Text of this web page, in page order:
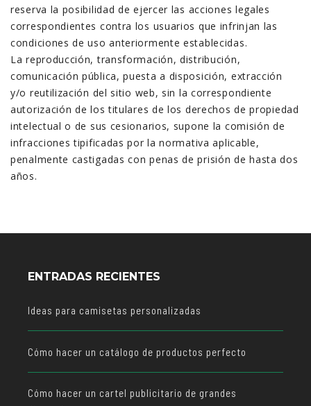
reserva la posibilidad de ejercer las acciones legales
correspondientes contra los usuarios que infrinjan las
condiciones de uso anteriormente establecidas.
La reproducción, transformación, distribución,
comunicación pública, puesta a disposición, extracción
y/o reutilización del sitio web, sin la correspondiente
autorización de los titulares de los derechos de propiedad
intelectual o de sus cesionarios, supone la comisión de
infracciones tipificadas por la normativa aplicable,
penalmente castigadas con penas de prisión de hasta dos
años.
ENTRADAS RECIENTES
Ideas para camisetas personalizadas
Cómo hacer un catálogo de productos perfecto
Cómo hacer un cartel publicitario de grandes